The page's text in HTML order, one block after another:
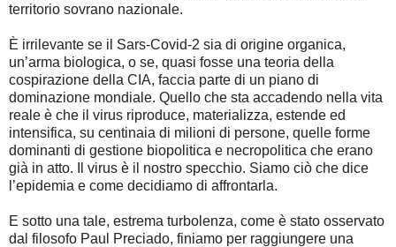
territorio sovrano nazionale.
È irrilevante se il Sars-Covid-2 sia di origine organica,
un’arma biologica, o se, quasi fosse una teoria della
cospirazione della CIA, faccia parte di un piano di
dominazione mondiale. Quello che sta accadendo nella vita
reale è che il virus riproduce, materializza, estende ed
intensifica, su centinaia di milioni di persone, quelle forme
dominanti di gestione biopolitica e necropolitica che erano
già in atto. Il virus è il nostro specchio. Siamo ciò che dice
l’epidemia e come decidiamo di affrontarla.
E sotto una tale, estrema turbolenza, come è stato osservato
dal filosofo Paul Preciado, finiamo per raggiungere una